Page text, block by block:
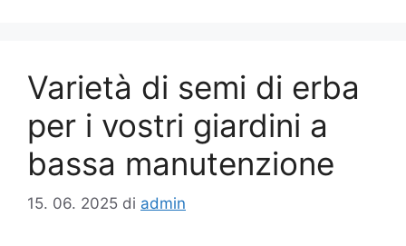
Varietà di semi di erba
per i vostri giardini a
bassa manutenzione
15. 06. 2025 di admin